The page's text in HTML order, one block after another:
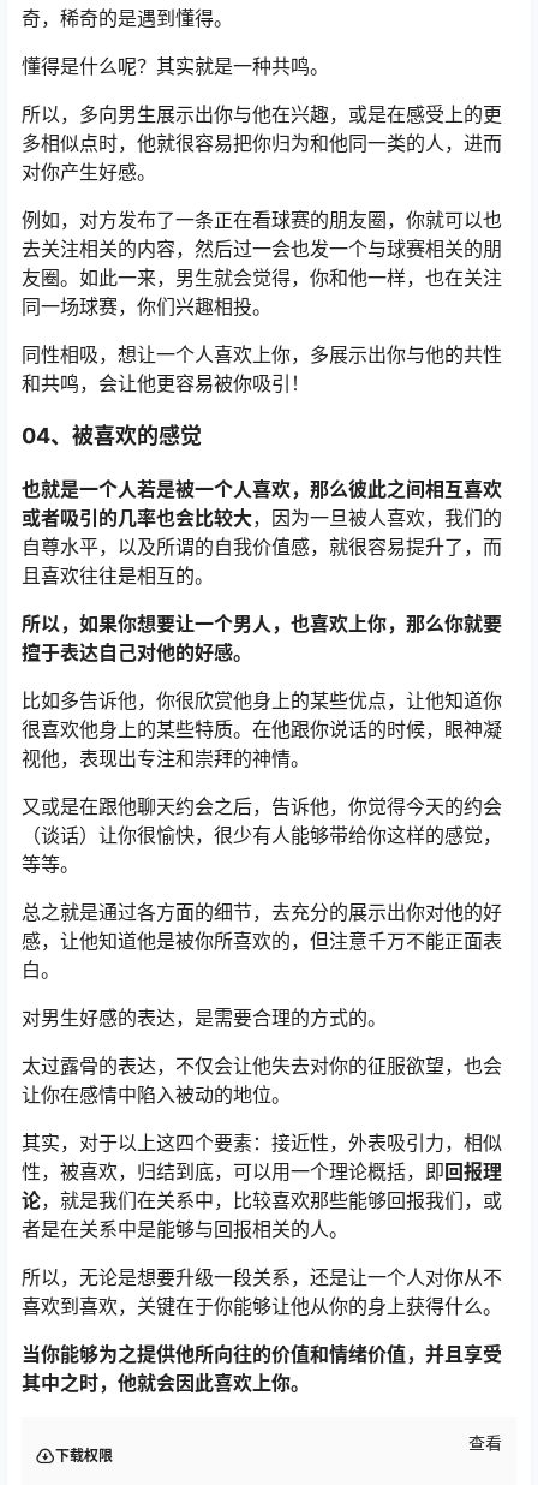
奇，稀奇的是遇到懂得。
懂得是什么呢？其实就是一种共鸣。
所以，多向男生展示出你与他在兴趣，或是在感受上的更
多相似点时，他就很容易把你归为和他同一类的人，进而
对你产生好感。
例如，对方发布了一条正在看球赛的朋友圈，你就可以也
去关注相关的内容，然后过一会也发一个与球赛相关的朋
友圈。如此一来，男生就会觉得，你和他一样，也在关注
同一场球赛，你们兴趣相投。
同性相吸，想让一个人喜欢上你，多展示出你与他的共性
和共鸣，会让他更容易被你吸引！
04、 被喜欢的感觉
也就是一个人若是被一个人喜欢，那么彼此之间相互喜欢
或者吸引的几率也会比较大，因为一旦被人喜欢，我们的
自尊水平，以及所谓的自我价值感，就很容易提升了，而
且喜欢往往是相互的。
所以，如果你想要让一个男人，也喜欢上你，那么你就要
擅于表达自己对他的好感。
比如多告诉他，你很欣赏他身上的某些优点，让他知道你
很喜欢他身上的某些特质。在他跟你说话的时候，眼神凝
视他，表现出专注和崇拜的神情。
又或是在跟他聊天约会之后，告诉他，你觉得今天的约会
（谈话）让你很愉快，很少有人能够带给你这样的感觉，
等等。
总之就是通过各方面的细节，去充分的展示出你对他的好
感，让他知道他是被你所喜欢的，但注意千万不能正面表
白。
对男生好感的表达，是需要合理的方式的。
太过露骨的表达，不仅会让他失去对你的征服欲望，也会
让你在感情中陷入被动的地位。
其实，对于以上这四个要素：接近性，外表吸引力，相似
性，被喜欢，归结到底，可以用一个理论概括，即 回报理
论，就是我们在关系中，比较喜欢那些能够回报我们，或
者是在关系中是能够与回报相关的人。
所以，无论是想要升级一段关系，还是让一个人对你从不
喜欢到喜欢，关键在于你能够让他从你的身上获得什么。
当你能够为之提供他所向往的价值和情绪价值，并且享受
其中之时，他就会因此喜欢上你。
下载权限
查看